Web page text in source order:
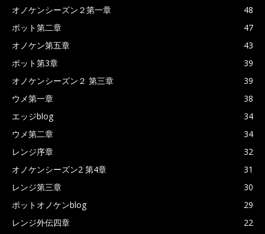
オノケンシーズン２第一章
48
ポット第二章
47
オノケン第五章
43
ポット第3章
39
オノケンシーズン２ 第三章
39
ウメ第一章
38
エッジblog
34
ウメ第二章
34
レンジ序章
32
オノケンシーズン2 第4章
31
レンジ第三章
30
ポットオノケンblog
29
レンジ外伝四章
22